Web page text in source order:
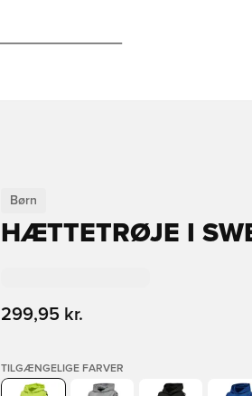
Børn
HÆTTETRØJE I
299,95 kr.
TILGÆNGELIGE FARVER